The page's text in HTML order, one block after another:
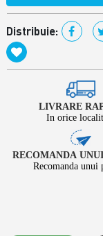
Distribuie:
LIVRARE
In orice
RECOMANDA
Recomanda unui